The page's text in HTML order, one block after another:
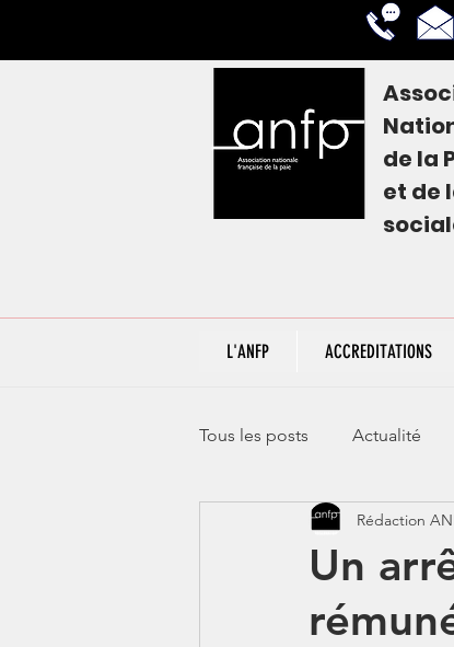
de la
et de
L'ANFP ACCREDITATIONS
Tous les posts Actualité
CORONAVIRUS - COVID 19
Jeunes - 1erJob1erBP
Un
Rédaction